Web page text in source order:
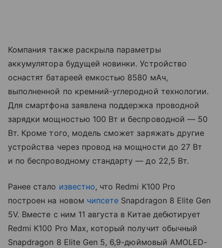
Компания также раскрыла параметры
аккумулятора будущей новинки. Устройство
оснастят батареей емкостью 8580 мАч,
выполненной по кремний-углеродной технологии.
Для смартфона заявлена поддержка проводной
зарядки мощностью 100 Вт и беспроводной — 50
Вт. Кроме того, модель сможет заряжать другие
устройства через провод на мощности до 27 Вт
и по беспроводному стандарту — до 22,5 Вт.
Ранее стало известно, что Redmi K100 Pro
построен на новом чипсете Snapdragon 8 Elite Gen
5V. Вместе с ним 11 августа в Китае дебютирует
Redmi K100 Pro Max, который получит обычный
Snapdragon 8 Elite Gen 5, 6,9-дюймовый AMOLED-